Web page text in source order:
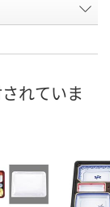
U175263
に
たし
8月25日（火）
カ
れていま